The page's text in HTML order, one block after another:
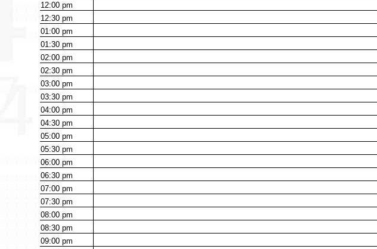
12:00pm
12:30pm
01:00pm
01:30pm
02:00pm
02:30pm
03:00pm
03:30pm
04:00pm
04:30pm
05:00pm
05:30pm
06:00pm
06:30pm
07:00pm
07:30pm
08:00pm
08:30pm
09:00pm